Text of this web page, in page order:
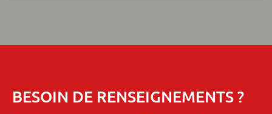
BESOIN DE RENSEIGNEMENTS ?